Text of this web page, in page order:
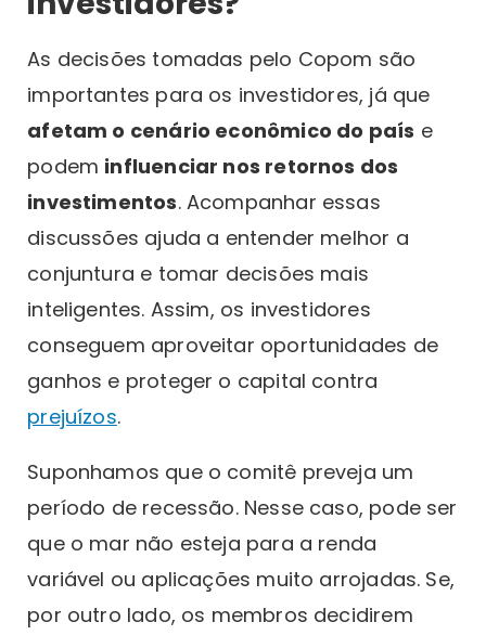
As decisões tomadas pelo Copom são
importantes para os investidores, já que
afetam o cenário econômico do país e
podem influenciar nos retornos dos
investimentos. Acompanhar essas
discussões ajuda a entender melhor a
conjuntura e tomar decisões mais
inteligentes. Assim, os investidores
conseguem aproveitar oportunidades de
ganhos e proteger o capital contra
prejuízos.
Suponhamos que o comitê preveja um
período de recessão. Nesse caso, pode ser
que o mar não esteja para a renda
variável ou aplicações muito arrojadas. Se,
por outro lado, os membros decidirem